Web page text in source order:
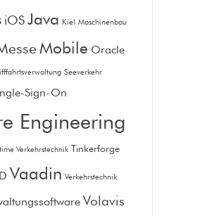
iOS Java Kiel Maschinenbau
Mobile Oracle
Seeverkehr
Sign-On
Engineering
Verkehrstechnik Tinkerforge
Vaadin Verkehrstechnik
Volavis